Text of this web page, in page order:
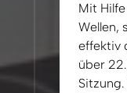
Mit Hilfe
Wellen,
effektiv
über
Sitzung.